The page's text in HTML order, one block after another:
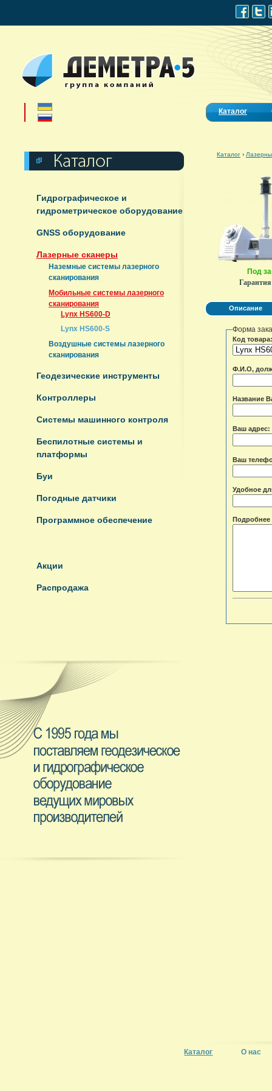
Каталог
Гидрографическое и
гидрометрическое оборудование
GNSS оборудование
Лазерные сканеры
Наземные системы лазерного
сканирования
Мобильные системы лазерного
сканирования
Lynx HS600-D
Lynx HS600-S
Воздушные системы лазерного
сканирования
Геодезические инструменты
Контроллеры
Системы машинного контроля
Беспилотные системы и
платформы
Буи
Погодные датчики
Программное обеспечение
Акции
Распродажа
Каталог ›
Под
Описание
Форма
Код товара:
Ф.И.О,
Название
Ваш адрес:
Ваш
Удобное
Подробнее
Каталог О нас